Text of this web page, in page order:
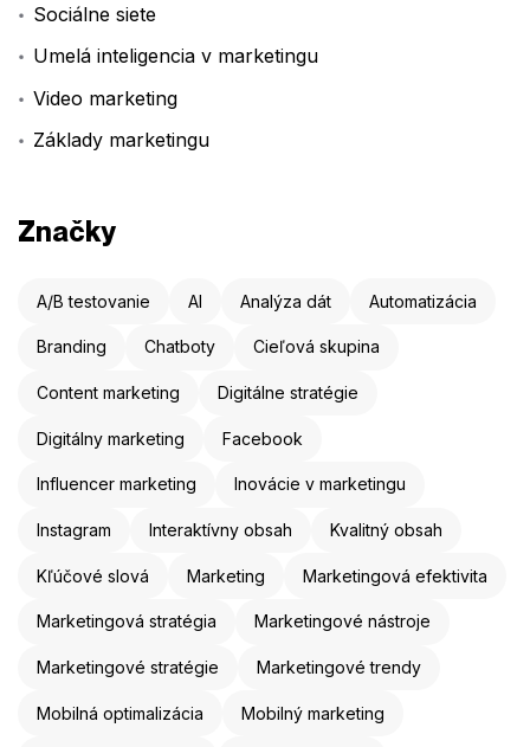
Sociálne siete
Umelá inteligencia v marketingu
Video marketing
Základy marketingu
Značky
A/B testovanie AI Analýza dát Automatizácia
Branding Chatboty Cieľová skupina
Content marketing Digitálne stratégie
Digitálny marketing Facebook
Influencer marketing Inovácie v marketingu
Instagram Interaktívny obsah Kvalitný obsah
Kľúčové slová Marketing Marketingová efektivita
Marketingová stratégia Marketingové nástroje
Marketingové stratégie Marketingové trendy
Mobilná optimalizácia Mobilný marketing